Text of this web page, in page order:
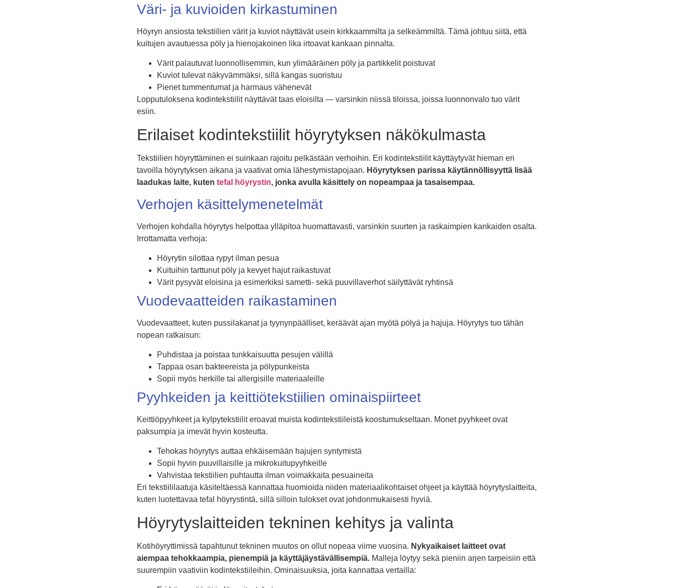
Väri- ja kuvioiden kirkastuminen
Höyryn ansiosta tekstiilien värit ja kuviot näyttävät usein kirkkaammilta ja selkeämmiltä. Tämä johtuu siitä, että
kuitujen avautuessa pöly ja hienojakoinen lika irtoavat kankaan pinnalta.
Värit palautuvat luonnollisemmin, kun ylimääräinen pöly ja partikkelit poistuvat
Kuviot tulevat näkyvämmäksi, sillä kangas suoristuu
Pienet tummentumat ja harmaus vähenevät
Lopputuloksena kodintekstiilit näyttävät taas eloisilta — varsinkin niissä tiloissa, joissa luonnonvalo tuo värit
esiin.
Erilaiset kodintekstiilit höyrytyksen näkökulmasta
Tekstiilien höyryttäminen ei suinkaan rajoitu pelkästään verhoihin. Eri kodintekstiilit käyttäytyvät hieman eri
tavoilla höyrytyksen aikana ja vaativat omia lähestymistapojaan. Höyrytyksen parissa käytännöllisyyttä lisää
laadukas laite, kuten tefal höyrystin, jonka avulla käsittely on nopeampaa ja tasaisempaa.
Verhojen käsittelymenetelmät
Verhojen kohdalla höyrytys helpottaa ylläpitoa huomattavasti, varsinkin suurten ja raskaimpien kankaiden osalta.
Irrottamatta verhoja:
Höyrytin silottaa rypyt ilman pesua
Kuituihin tarttunut pöly ja kevyet hajut raikastuvat
Värit pysyvät eloisina ja esimerkiksi sametti- sekä puuvillaverhot säilyttävät ryhtinsä
Vuodevaatteiden raikastaminen
Vuodevaatteet, kuten pussilakanat ja tyynynpäälliset, keräävät ajan myötä pölyä ja hajuja. Höyrytys tuo tähän
nopean ratkaisun:
Puhdistaa ja poistaa tunkkaisuutta pesujen välillä
Tappaa osan bakteereista ja pölypunkeista
Sopii myös herkille tai allergisille materiaaleille
Pyyhkeiden ja keittiötekstiilien ominaispiirteet
Keittiöpyyhkeet ja kylpytekstiilit eroavat muista kodintekstiileistä koostumukseltaan. Monet pyyhkeet ovat
paksumpia ja imevät hyvin kosteutta.
Tehokas höyrytys auttaa ehkäisemään hajujen syntymistä
Sopii hyvin puuvillaisille ja mikrokuitupyyhkeille
Vahvistaa tekstiilien puhtautta ilman voimakkaita pesuaineita
Eri tekstiililaatuja käsiteltäessä kannattaa huomioida niiden materiaalikohtaiset ohjeet ja käyttää höyrytyslaitteita,
kuten luotettavaa tefal höyrystintä, sillä silloin tulokset ovat johdonmukaisesti hyviä.
Höyrytyslaitteiden tekninen kehitys ja valinta
Kotihöyryttimissä tapahtunut tekninen muutos on ollut nopeaa viime vuosina. Nykyaikaiset laitteet ovat
aiempaa tehokkaampia, pienempiä ja käyttäjäystävällisempiä. Malleja löytyy sekä pieniin arjen tarpeisiin että
suurempiin vaativiin kodintekstiileihin. Ominaisuuksia, joita kannattaa vertailla: